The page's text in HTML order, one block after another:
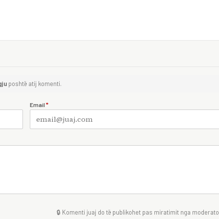
poshtë atij komenti.
Email *
🔒 Komenti juaj do të publikohet pas miratimit nga